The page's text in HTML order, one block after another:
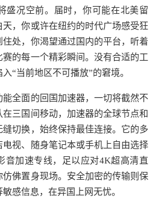
盛况空前。届时，你可能在北美留
天，你或许在纽约的时代广场感受狂
处，你渴望通过国内的平台，听着
的每一个精彩瞬间。没有合适的工
“当前地区不可播放”的窘境。
全面的回国加速器，一切将截然不
在三国间移动，加速器的全球节点和
切换，始终保持最佳连接。它的多
视、随身笔记本或手机上自由选择
音加速专线，足以应对4K超高清直
佛置身现场。安全加密的传输则保
感信息，在异国上网无忧。